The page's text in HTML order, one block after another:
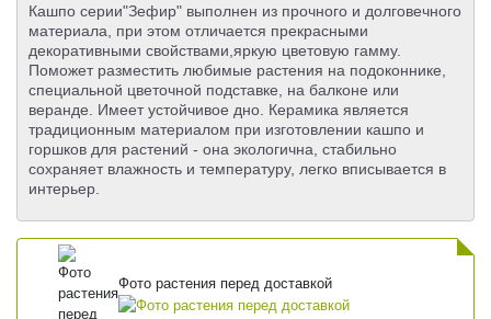
Кашпо серии"Зефир" выполнен из прочного и долговечного
материала, при этом отличается прекрасными
декоративными свойствами,яркую цветовую гамму.
Поможет разместить любимые растения на подоконнике,
специальной цветочной подставке, на балконе или
веранде. Имеет устойчивое дно. Керамика является
традиционным материалом при изготовлении кашпо и
горшков для растений - она экологична, стабильно
сохраняет влажность и температуру, легко вписывается в
интерьер.
Фото растения перед доставкой